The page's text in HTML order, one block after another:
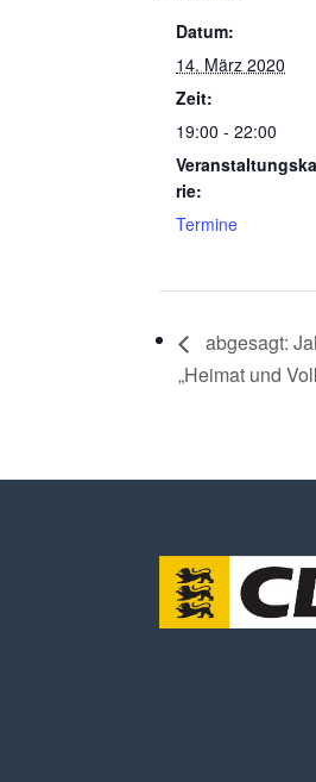
Datum:
14. März 2020
Zeit:
19:00 - 22:00
rie:
Termine
abgesagt:
„Heimat und